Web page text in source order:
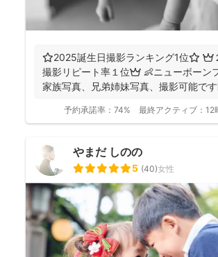
⭐️2025誕生日撮影ランキング1位⭐️ 👑
撮影リピート率１位👑 👶ニューボーン
家族写真、兄弟姉妹写真、撮影可能で
予約承諾率： 74% 最終アクティブ： 12
やまだ しのの
5 (40)女性